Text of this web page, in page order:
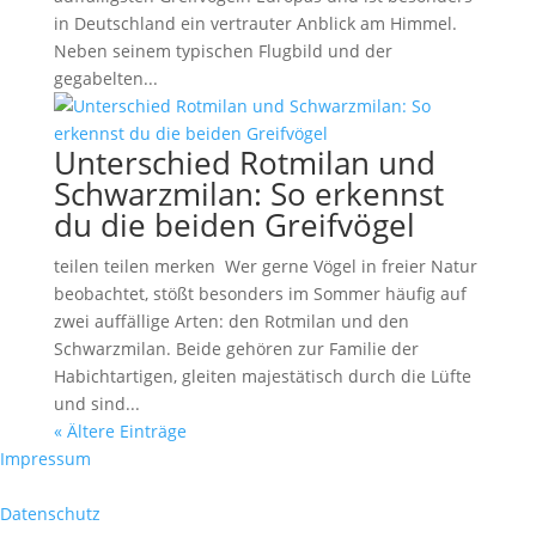
in Deutschland ein vertrauter Anblick am Himmel.
Neben seinem typischen Flugbild und der
gegabelten...
Unterschied Rotmilan und
Schwarzmilan: So erkennst
du die beiden Greifvögel
teilen teilen merken Wer gerne Vögel in freier Natur
beobachtet, stößt besonders im Sommer häufig auf
zwei auffällige Arten: den Rotmilan und den
Schwarzmilan. Beide gehören zur Familie der
Habichtartigen, gleiten majestätisch durch die Lüfte
und sind...
« Ältere Einträge
Impressum
Datenschutz